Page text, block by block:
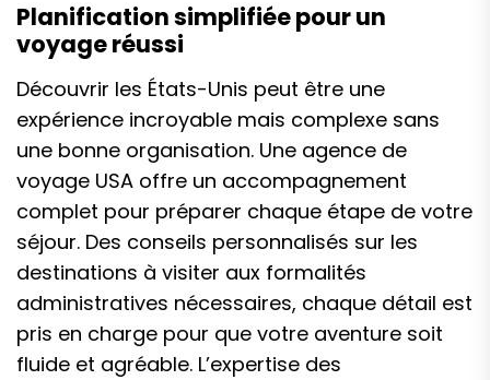
Planification simplifiée pour un
voyage réussi
Découvrir les États-Unis peut être une
expérience incroyable mais complexe sans
une bonne organisation. Une agence de
voyage USA offre un accompagnement
complet pour préparer chaque étape de votre
séjour. Des conseils personnalisés sur les
destinations à visiter aux formalités
administratives nécessaires, chaque détail est
pris en charge pour que votre aventure soit
fluide et agréable. L’expertise des